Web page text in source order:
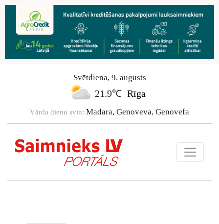
Svētdiena, 9. augusts
21.9℃ Rīga
Vārda dienu svin: Madara, Genoveva, Genovefa